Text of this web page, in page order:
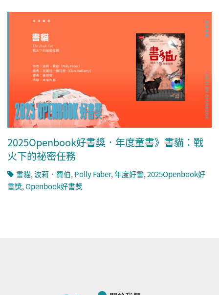
2025Openbook好書獎．年度童書》書貓：戰
火下的祕密任務
書貓,波莉．費伯,Polly Faber,年度好書,2025Openbook好
書獎,Openbook好書獎